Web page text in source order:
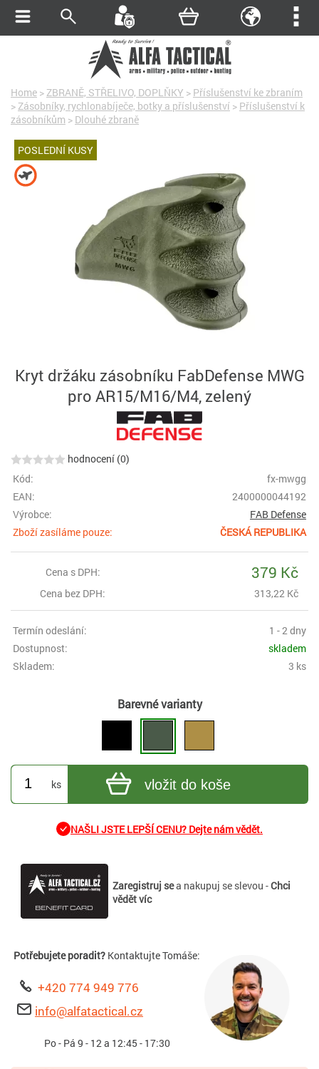
Home > ZBRANĚ, STŘELIVO, DOPLŇKY > Příslušenství ke zbraním
> Zásobníky, rychlonabíječe, botky a příslušenství > Příslušenství k
zásobníkům > Dlouhé zbraně
POSLEDNÍ KUSY
Kryt držáku zásobníku FabDefense MWG
pro AR15/M16/M4, zelený
hodnocení (0)
Kód:
fx-mwgg
EAN:
2400000044192
Výrobce:
FAB Defense
Zboží zasíláme pouze:
ČESKÁ REPUBLIKA
Cena s DPH: 379 Kč
Cena bez DPH: 313,22 Kč
Termín odeslání:
1 - 2 dny
Dostupnost:
skladem
Skladem:
3 ks
Barevné varianty
ks vložit do koše
NAŠLI JSTE LEPŠÍ CENU? Dejte nám vědět.
Zaregistruj sea nakupuj se slevou -Chci
vědět víc
Potřebujete poradit? Kontaktujte Tomáše:
+420 774 949 776
info@alfatactical.cz
Po - Pá 9 - 12 a 12:45 - 17:30